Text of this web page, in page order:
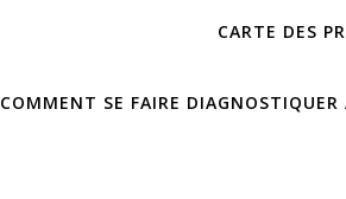
CARTE DES
COMMENT SE FAIRE DIAGNOSTIQUER